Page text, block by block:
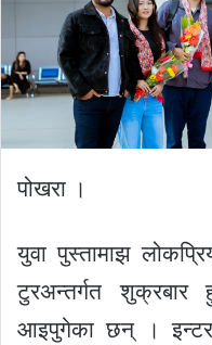
पोखरा ।
युवा पुस्तामाझ
टुरअन्तर्गत शुक्रबार
आइपुगेका छन् ।